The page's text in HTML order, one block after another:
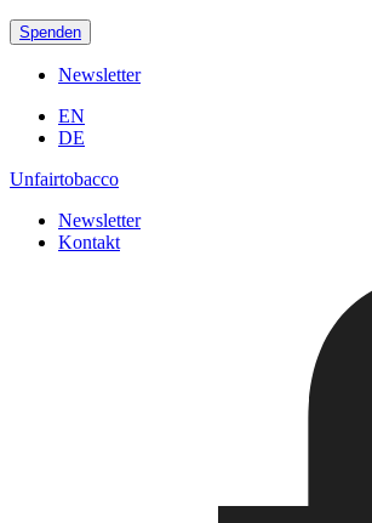
Spenden
Newsletter
EN
DE
Unfairtobacco
Newsletter
Kontakt